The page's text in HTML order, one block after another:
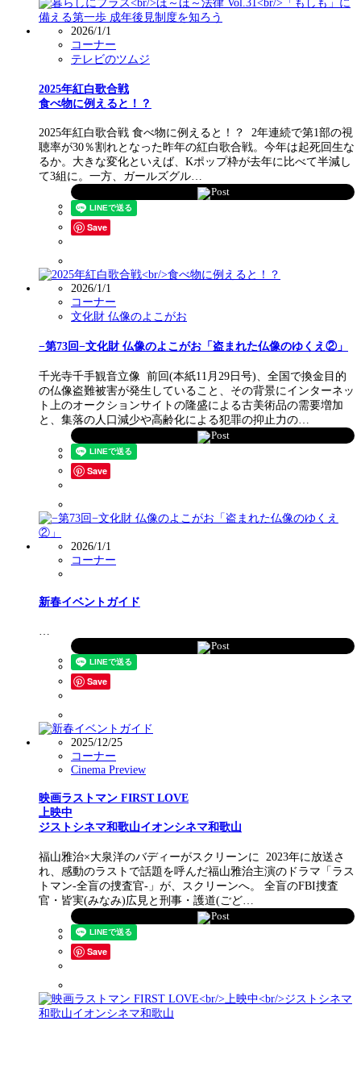
2026/1/1
コーナー
テレビのツムジ
2025年紅白歌合戦
食べ物に例えると！？
2025年紅白歌合戦 食べ物に例えると！？ 2年連続で第1部の視
聴率が30％割れとなった昨年の紅白歌合戦。今年は起死回生な
るか。大きな変化といえば、Kポップ枠が去年に比べて半減し
て3組に。一方、ガールズグル…
Post
Save
2026/1/1
コーナー
文化財 仏像のよこがお
−第73回−文化財 仏像のよこがお「盗まれた仏像のゆくえ②」
千光寺千手観音立像 前回(本紙11月29日号)、全国で換金目的
の仏像盗難被害が発生していること、その背景にインターネッ
ト上のオークションサイトの隆盛による古美術品の需要増加
と、集落の人口減少や高齢化による犯罪の抑止力の…
Post
Save
2026/1/1
コーナー
新春イベントガイド
Post
Save
2025/12/25
コーナー
Cinema Preview
映画ラストマン FIRST LOVE
上映中
ジストシネマ和歌山イオンシネマ和歌山
福山雅治×大泉洋のバディーがスクリーンに 2023年に放送さ
れ、感動のラストで話題を呼んだ福山雅治主演のドラマ「ラス
トマン-全盲の捜査官-」が、スクリーンへ。 全盲のFBI捜査
官・皆実(みなみ)広見と刑事・護道(ごど…
Post
Save